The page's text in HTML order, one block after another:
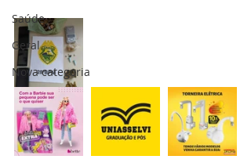
Saúde
Geral
Nova categoria